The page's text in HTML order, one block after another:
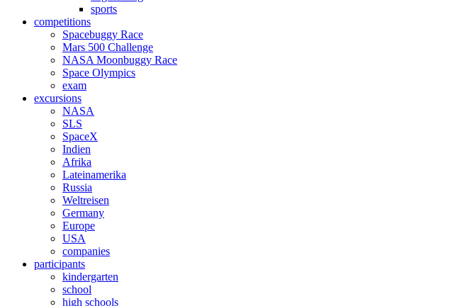
sports
competitions
Spacebuggy Race
Mars 500 Challenge
NASA Moonbuggy Race
Space Olympics
exam
excursions
NASA
SLS
SpaceX
Indien
Afrika
Lateinamerika
Russia
Weltreisen
Germany
Europe
USA
companies
participants
kindergarten
school
high schools